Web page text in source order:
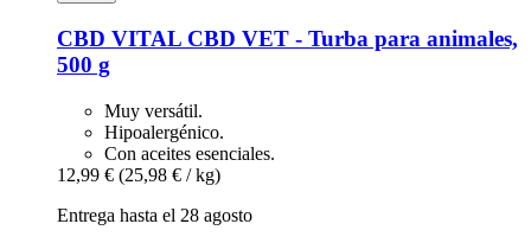
CBD VITAL CBD VET -​ Turba para animales,
500 g
Muy versátil.
Hipoalergénico.
Con aceites esenciales.
12,99 € (25,98 € / kg)
Entrega hasta el 28 agosto